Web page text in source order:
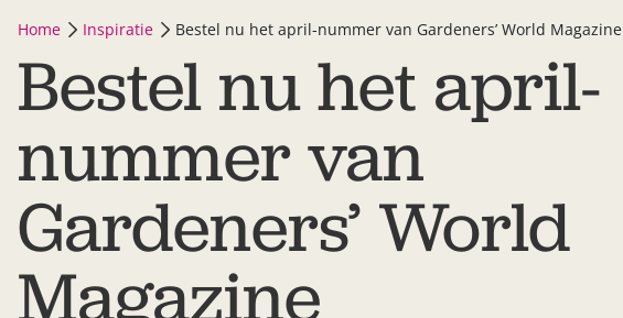
Home Inspiratie Bestel nu het april-nummer van Gardeners’ World Magazine
Bestel nu het april-
nummer van
Gardeners’ World
Magazine